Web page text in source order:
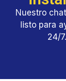
Nuestro
listo para
24/7.